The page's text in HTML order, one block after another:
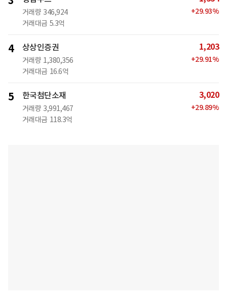
거래량 346,924
거래대금 5.3억
+29.93%
4 상상인증권
거래량 1,380,356
거래대금 16.6억
1,203
+29.91%
5 한국첨단소재
거래량 3,991,467
거래대금 118.3억
3,020
+29.89%